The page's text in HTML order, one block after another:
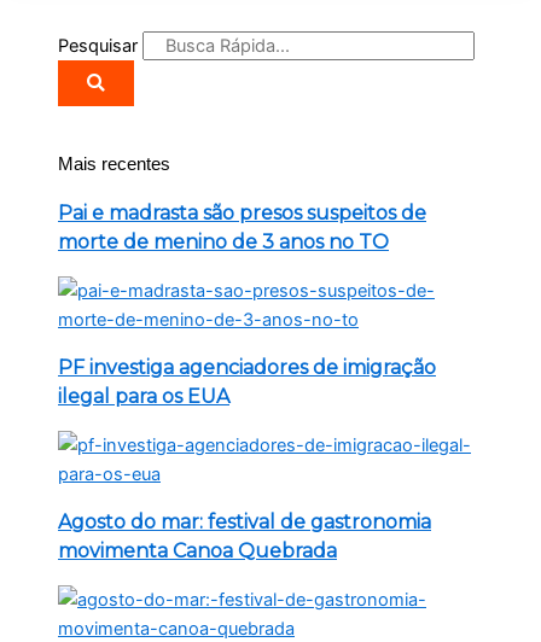
Pesquisar
Mais recentes
Pai e madrasta são presos suspeitos de
morte de menino de 3 anos no TO
PF investiga agenciadores de imigração
ilegal para os EUA
Agosto do mar: festival de gastronomia
movimenta Canoa Quebrada